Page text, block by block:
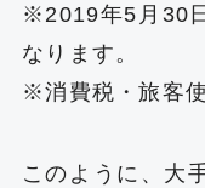
※2019年5月30
なります。
※消費税・旅客
このように、大